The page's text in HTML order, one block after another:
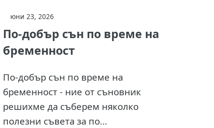
юни 23, 2026
По-добър сън по време на
бременност
По-добър сън по време на
бременност - ние от съновник
решихме да съберем няколко
полезни съвета за по...